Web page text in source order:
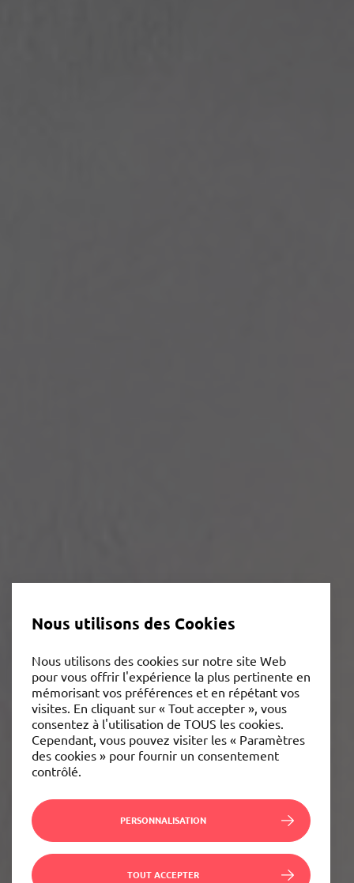
Nous utilisons des Cookies
Nous utilisons des cookies sur notre site Web
pour vous offrir l'expérience la plus pertinente en
mémorisant vos préférences et en répétant vos
visites. En cliquant sur « Tout accepter », vous
consentez à l'utilisation de TOUS les cookies.
Cependant, vous pouvez visiter les « Paramètres
des cookies » pour fournir un consentement
contrôlé.
PERSONNALISATION
TOUT ACCEPTER